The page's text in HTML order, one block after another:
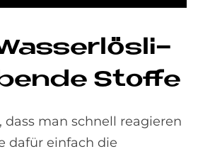
Stof­fe
dass man schnell reagieren
dafür einfach die